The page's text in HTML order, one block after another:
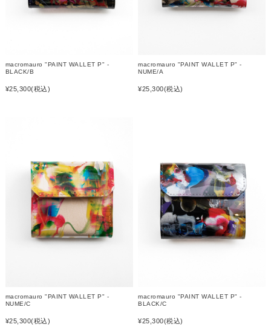
macromauro "PAINT WALLET P" -
BLACK/B
¥25,300(税込)
macromauro "PAINT WALLET P" -
NUME/A
¥25,300(税込)
macromauro "PAINT WALLET P" -
NUME/C
¥25,300(税込)
macromauro "PAINT WALLET P" -
BLACK/C
¥25,300(税込)